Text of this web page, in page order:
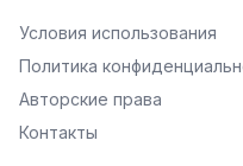
Условия использования
Политика
Авторские права
Контакты